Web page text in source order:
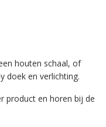
houten schaal, of
doek en verlichting.
product en horen bij de